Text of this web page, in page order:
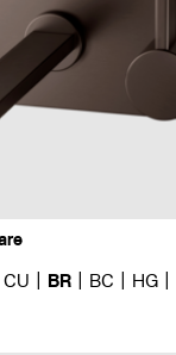
CU BR BC HG